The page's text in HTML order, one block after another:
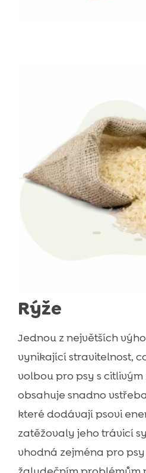
Rýže
Jednou z největších
vynikající stravitelnost,
volbou pro psy s citlivým
obsahuje snadno
které dodávají psovi
zatěžovaly jeho trávicí
vhodná zejména pro